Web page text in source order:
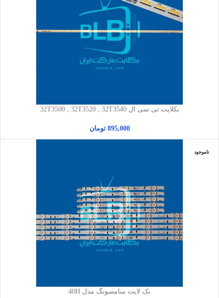
بکلایت تی سی ال 32T3500 , 32T3520 , 32T3540
895,000 تومان
ناموجود
بک لایت سامسونگ مدل 40H